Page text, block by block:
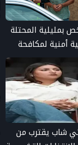
بمليلية المحتلة
أمنية لمكافحة
الجهادي
شاب يقترب من